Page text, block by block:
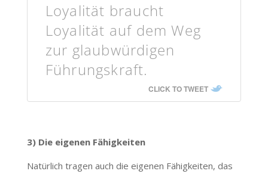
Loyalität braucht
Loyalität auf dem Weg
zur glaubwürdigen
Führungskraft.
CLICK TO TWEET
3) Die eigenen Fähigkeiten
Natürlich tragen auch die eigenen Fähigkeiten, das